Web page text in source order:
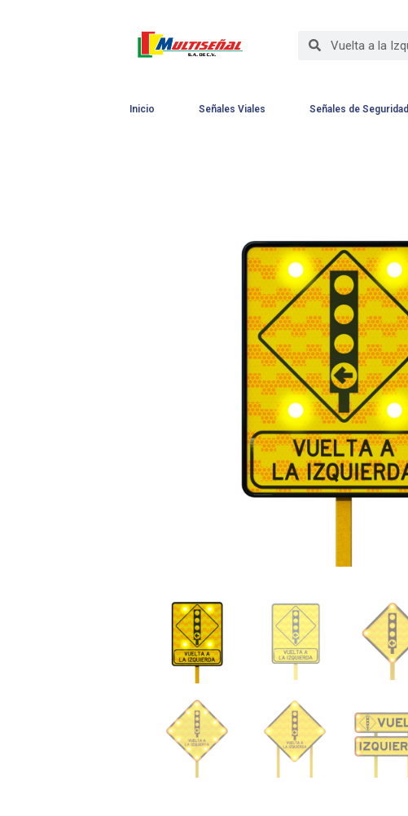
Inicio Señales Viales Señales de Seguridad